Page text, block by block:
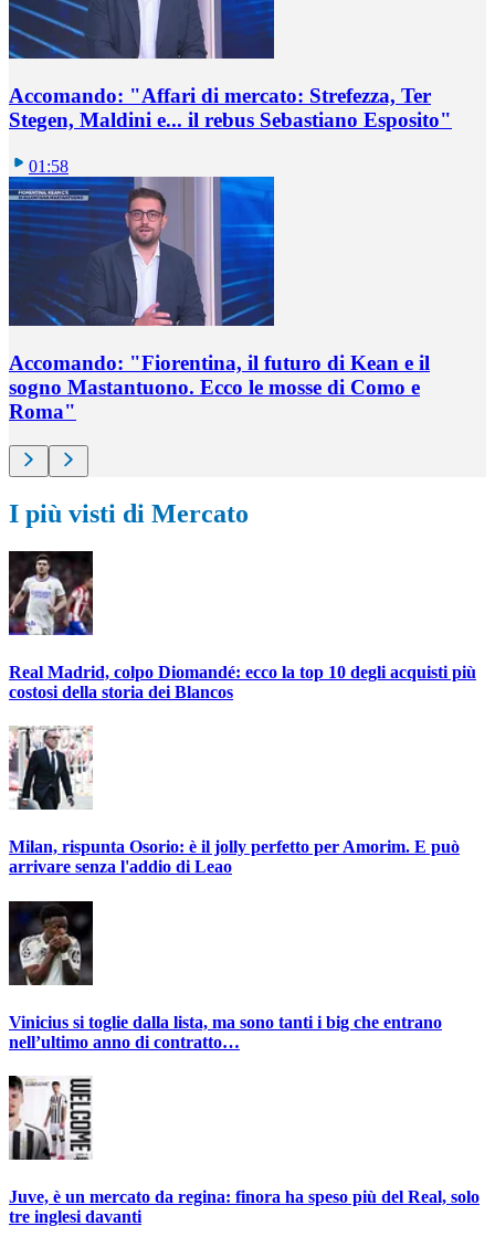
Accomando: "Affari di mercato: Strefezza, Ter
Stegen, Maldini e... il rebus Sebastiano Esposito"
01:58
Accomando: "Fiorentina, il futuro di Kean e il
sogno Mastantuono. Ecco le mosse di Como e
Roma"
I più visti di Mercato
Real Madrid, colpo Diomandé: ecco la top 10 degli acquisti più
costosi della storia dei Blancos
Milan, rispunta Osorio: è il jolly perfetto per Amorim. E può
arrivare senza l'addio di Leao
Vinicius si toglie dalla lista, ma sono tanti i big che entrano
nell’ultimo anno di contratto…
Juve, è un mercato da regina: finora ha speso più del Real, solo
tre inglesi davanti